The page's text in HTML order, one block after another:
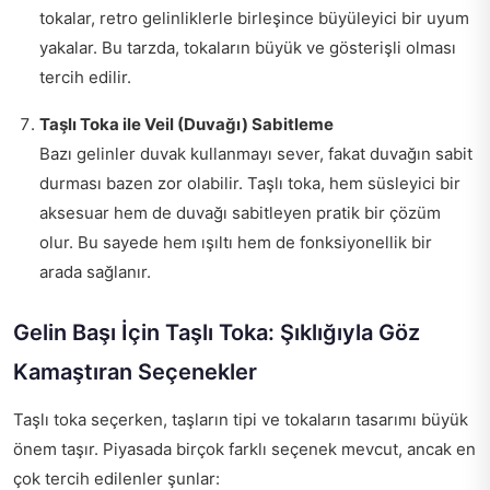
tokalar, retro gelinliklerle birleşince büyüleyici bir uyum
yakalar. Bu tarzda, tokaların büyük ve gösterişli olması
tercih edilir.
Taşlı Toka ile Veil (Duvağı) Sabitleme
Bazı gelinler duvak kullanmayı sever, fakat duvağın sabit
durması bazen zor olabilir. Taşlı toka, hem süsleyici bir
aksesuar hem de duvağı sabitleyen pratik bir çözüm
olur. Bu sayede hem ışıltı hem de fonksiyonellik bir
arada sağlanır.
Gelin Başı İçin Taşlı Toka: Şıklığıyla Göz
Kamaştıran Seçenekler
Taşlı toka seçerken, taşların tipi ve tokaların tasarımı büyük
önem taşır. Piyasada birçok farklı seçenek mevcut, ancak en
çok tercih edilenler şunlar: